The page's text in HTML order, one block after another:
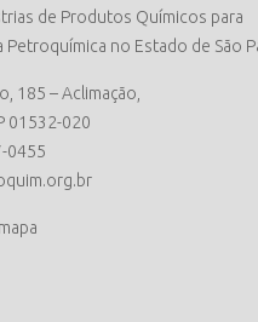
de Produtos Químicos para
Petroquímica no Estado de São
185 – Aclimação,
01532-020
0455